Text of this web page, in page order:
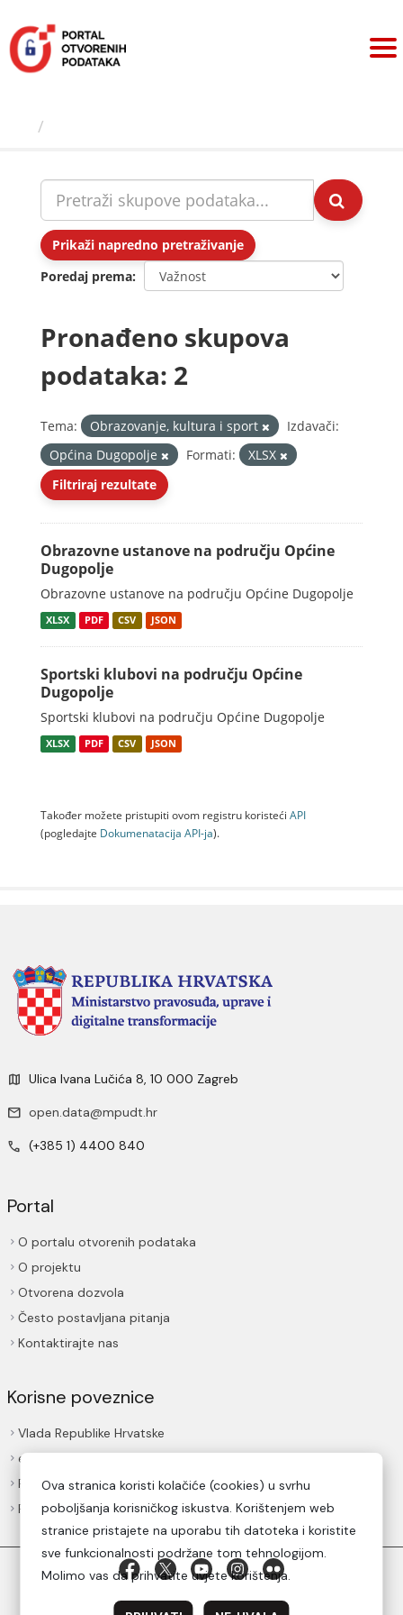
sadržaj
Prikaži napredno pretraživanje
Poredaj prema
Pronađeno skupova
podataka: 2
Tema: Obrazovanje, kultura i sport
Izdavači:
Općina Dugopolje
Formati:
XLSX
Filtriraj rezultate
Obrazovne ustanove na području Općine
Dugopolje
Obrazovne ustanove na području Općine Dugopolje
XLSX PDF CSV JSON
Sportski klubovi na području Općine
Dugopolje
Sportski klubovi na području Općine Dugopolje
XLSX PDF CSV JSON
Također možete pristupiti ovom registru koristeći API
(pogledajte Dokumenаtаcijа API-jа).